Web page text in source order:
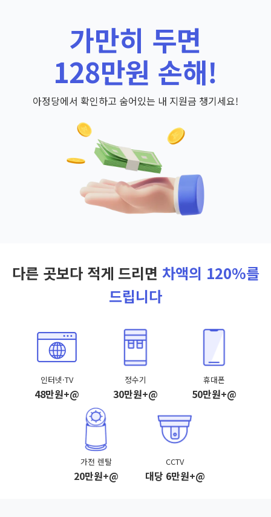
가만히 두면
128만원 손해!
아정당에서 확인하고 숨어있는 내 지원금 챙기세요!
다른 곳보다 적게 드리면 차액의 120%를
드립니다
인터넷·TV
48만원+@
정수기
30만원+@
휴대폰
50만원+@
가전 렌탈
20만원+@
CCTV
대당 6만원+@